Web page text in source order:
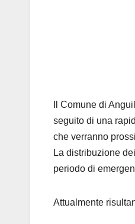
Il Comune di
seguito di una
che verranno
La distribuzione
periodo di
Attualmente